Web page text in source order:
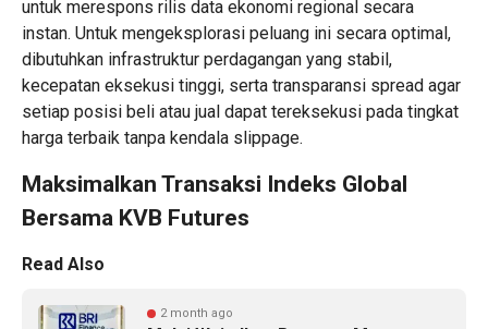
untuk merespons rilis data ekonomi regional secara
instan. Untuk mengeksplorasi peluang ini secara optimal,
dibutuhkan infrastruktur perdagangan yang stabil,
kecepatan eksekusi tinggi, serta transparansi spread agar
setiap posisi beli atau jual dapat tereksekusi pada tingkat
harga terbaik tanpa kendala slippage.
Maksimalkan Transaksi Indeks Global
Bersama KVB Futures
Read Also
2 month ago